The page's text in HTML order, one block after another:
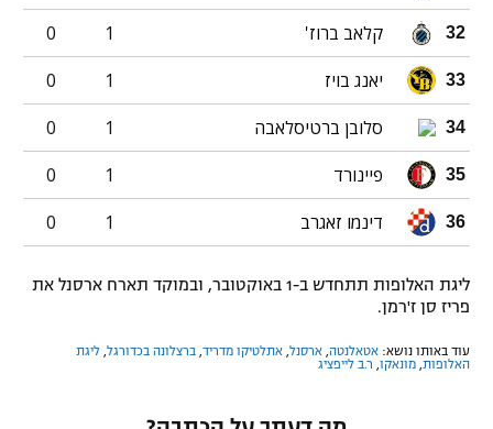
32 קלאב ברוז' 1
0
33 יאנג בויז 1
0
34 סלובן ברטיסלאבה 1
0
35 פיינורד 1
0
36 דינמו זאגרב 1
0
ליגת האלופות תתחדש ב-1 באוקטובר, ובמוקד תארח ארסנל את
פריז סן ז'רמן.
עוד באותו נושא: אטאלנטה ארסנל אתלטיקו מדריד ברצלונה בכדורגל ליגת
האלופות מונאקו ר.ב לייפציג